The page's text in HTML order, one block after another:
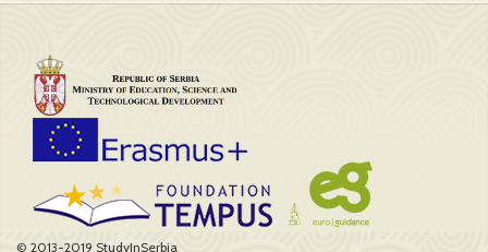
© 2013-2019 StudyInSerbia